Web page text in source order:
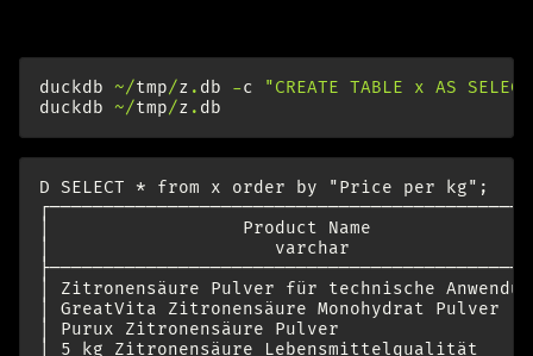
duckdb ~/tmp/z . db -c
"CREATE TABLE x AS
duckdb ~/tmp/z . db
D SELECT * from x order by "Price per kg";
│                  Product Name
│                     varchar
│ Zitronensäure Pulver für technische
│ GreatVita Zitronensäure Monohydrat
│ Purux Zitronensäure Pulver
│ 5 kg Zitronensäure